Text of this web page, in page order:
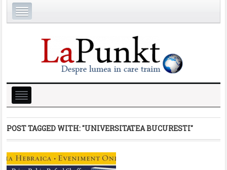
POST TAGGED WITH:"UNIVERSITATEA BUCURESTI"